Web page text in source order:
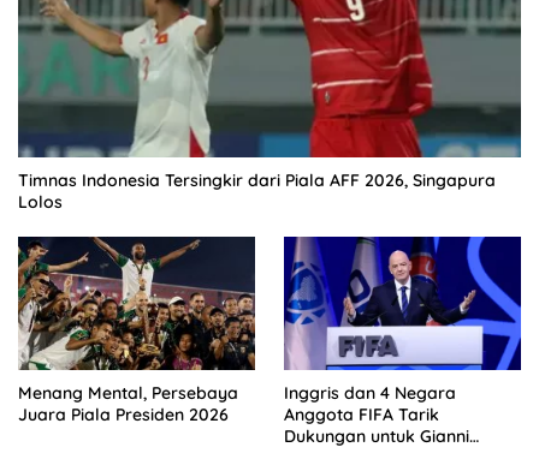
Timnas Indonesia Tersingkir dari Piala AFF 2026, Singapura
Lolos
Menang Mental, Persebaya
Juara Piala Presiden 2026
Inggris dan 4 Negara
Anggota FIFA Tarik
Dukungan untuk Gianni